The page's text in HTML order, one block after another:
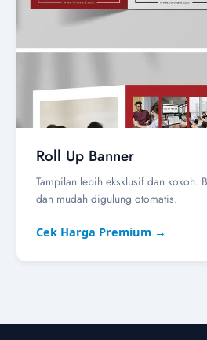
Roll Up Banner
Tampilan lebih eksklusif dan kokoh.
dan mudah digulung otomatis.
Cek Harga Premium →